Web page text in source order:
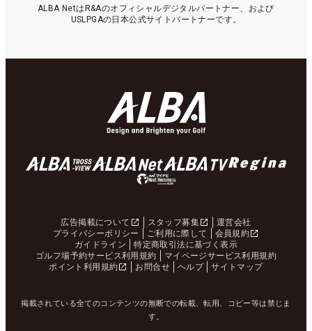
ALBA NetはR&Aのオフィシャルデジタルパートナー、および
USLPGAの日本公式サイトパートナーです。
広告掲載について スタッフ募集
運営会社
プライバシーポリシー
ご利用に際して
会員規約
ガイドライン
特定商取引法に基づく表示
ゴルフ場予約サービス利用規約
マイページサービス利用規約
ポイント利用規約
お問合せ ヘルプ サイトマップ
掲載されている全てのコンテンツの無断での転載、転用、コピー等は禁じま
す。